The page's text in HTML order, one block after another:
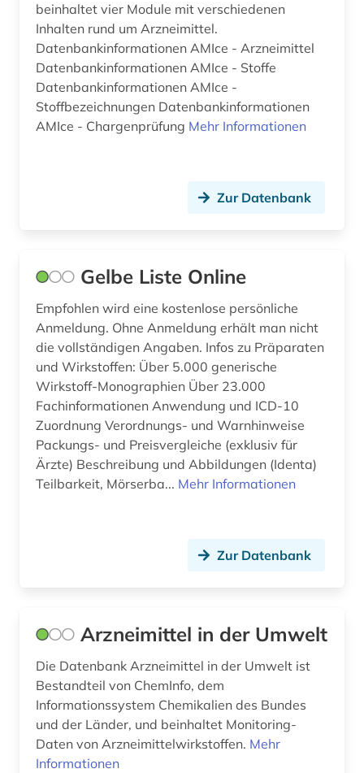
beinhaltet vier Module mit verschiedenen
Inhalten rund um Arzneimittel.
Datenbankinformationen AMIce - Arzneimittel
Datenbankinformationen AMIce - Stoffe
Datenbankinformationen AMIce -
Stoffbezeichnungen Datenbankinformationen
AMIce - Chargenprüfung Mehr Informationen
Zur Datenbank
Gelbe Liste Online
Empfohlen wird eine kostenlose persönliche
Anmeldung. Ohne Anmeldung erhält man nicht
die vollständigen Angaben. Infos zu Präparaten
und Wirkstoffen: Über 5.000 generische
Wirkstoff-Monographien Über 23.000
Fachinformationen Anwendung und ICD-10
Zuordnung Verordnungs- und Warnhinweise
Packungs- und Preisvergleiche (exklusiv für
Ärzte) Beschreibung und Abbildungen (Identa)
Teilbarkeit, Mörserba... Mehr Informationen
Zur Datenbank
Arzneimittel in der Umwelt
Die Datenbank Arzneimittel in der Umwelt ist
Bestandteil von ChemInfo, dem
Informationssystem Chemikalien des Bundes
und der Länder, und beinhaltet Monitoring-
Daten von Arzneimittelwirkstoffen. Mehr
Informationen